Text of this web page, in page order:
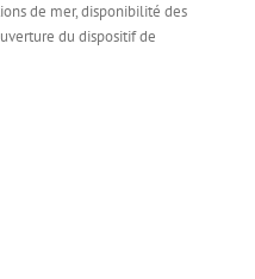
de mer, disponibilité des
du dispositif de